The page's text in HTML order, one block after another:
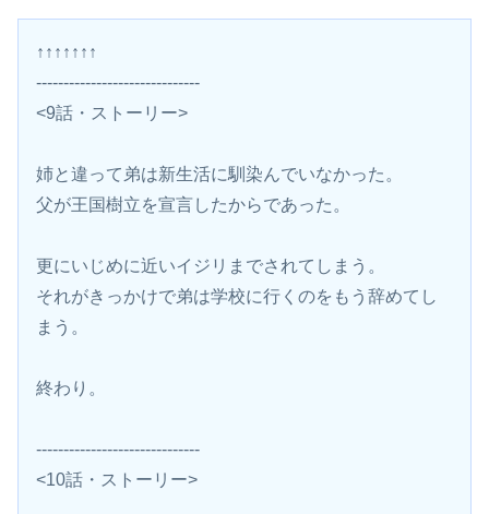
↑↑↑↑↑↑↑
------------------------------
<9話・ストーリー>
姉と違って弟は新生活に馴染んでいなかった。
父が王国樹立を宣言したからであった。
更にいじめに近いイジリまでされてしまう。
それがきっかけで弟は学校に行くのをもう辞めてし
まう。
終わり。
------------------------------
<10話・ストーリー>